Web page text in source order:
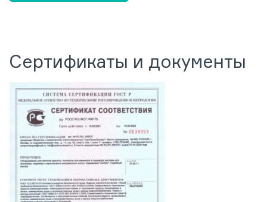
Сертификаты и документы